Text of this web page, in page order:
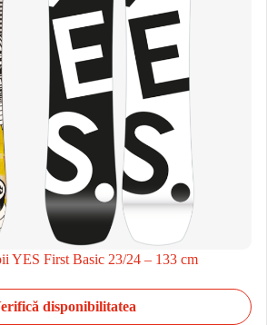
YES First Basic 23/24 – 133 cm
disponibilitatea